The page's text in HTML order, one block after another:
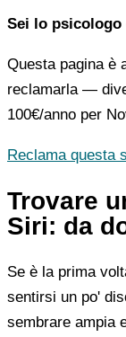
Sei lo
Questa pagina è
reclamarla —
100€/anno per
Reclama questa
Trovare
Siri: da
Se è la prima
sentirsi un po'
sembrare ampia